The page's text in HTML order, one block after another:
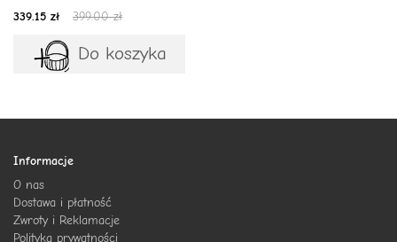
339.15 zł 399.00 zł
Do koszyka
Informacje
O nas
Dostawa i płatność
Zwroty i Reklamacje
Polityka prywatności